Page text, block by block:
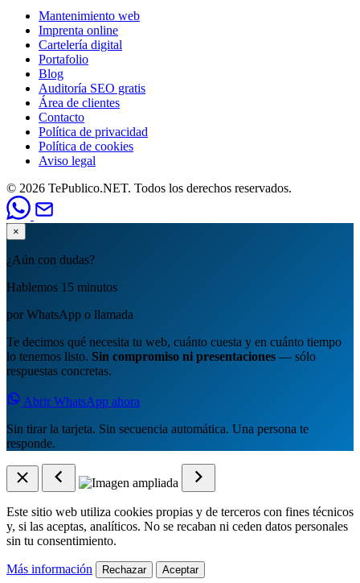
Mantenimiento web
Imprenta online
Cartelería digital
Portafolio
Blog
Auditoría SEO gratis
Área de clientes
Contacto
Política de privacidad
Política de cookies
Aviso legal
© 2026 TePublico.NET. Todos los derechos reservados.
×
¿Aún con dudas?
Hablemos 15 minutos
por WhatsApp o llamada
Te decimos qué necesita tu web, cuánto cuesta y en cuánto tiempo
lo tenemos listo. Sin compromiso ni presentaciones — sólo
respuestas concretas.
Abrir WhatsApp ahora
Sin tirar la tarjeta. Sin secuencia automática. Una persona te
responde.
Este sitio web utiliza cookies propias y de terceros con fines técnicos
y, si las aceptas, analíticos. No se recaban ni ceden datos personales
sin tu consentimiento.
Más información Rechazar Aceptar